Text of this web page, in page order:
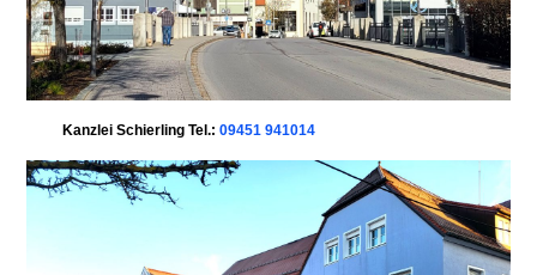
Kanzlei Schierling Tel.:09451 941014